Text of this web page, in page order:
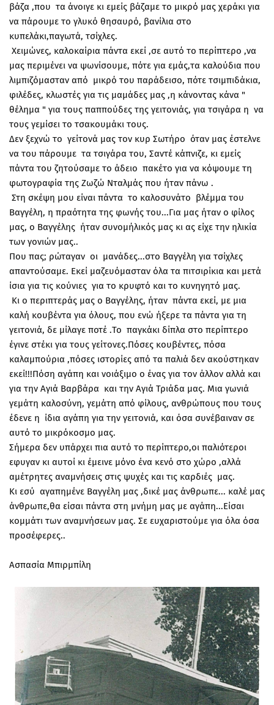
βάζα ,που τα άνοιγε κι εμείς βάζαμε το μικρό μας χεράκι για
να πάρουμε το γλυκό θησαυρό, βανίλια στο
κυπελάκι,παγωτά, τσίχλες.
Χειμώνες, καλοκαίρια πάντα εκεί ,σε αυτό το περίπτερο ,να
μας περιμένει να ψωνίσουμε, πότε για εμάς,τα καλούδια που
λιμπιζόμασταν από μικρό του παράδεισο, πότε τσιμπιδάκια,
φιλέδες, κλωστές για τις μαμάδες μας ,η κάνοντας κάνα "
θέλημα " για τους παππούδες της γειτονιάς, για τσιγάρα η να
τους γεμίσει το τσακουμάκι τους.
Δεν ξεχνώ το γείτονά μας τον κυρ Σωτήρο όταν μας έστελνε
να του πάρουμε τα τσιγάρα του, Σαντέ κάπνιζε, κι εμείς
πάντα του ζητούσαμε το άδειο πακέτο για να κόψουμε τη
φωτογραφία της Ζωζώ Νταλμάς που ήταν πάνω .
Στη σκέψη μου είναι πάντα το καλοσυνάτο βλέμμα του
Βαγγέλη, η πραότητα της φωνής του...Για μας ήταν ο φίλος
μας, ο Βαγγέλης ήταν συνομήλικός μας κι ας είχε την ηλικία
των γονιών μας..
Που πας; ρώταγαν οι μανάδες...στο Βαγγέλη για τσίχλες
απαντούσαμε. Εκεί μαζευόμασταν όλα τα πιτσιρίκια και μετά
ίσια για τις κούνιες για το κρυφτό και το κυνηγητό μας.
Κι ο περιπτεράς μας ο Βαγγέλης, ήταν πάντα εκεί, με μια
καλή κουβέντα για όλους, που ενώ ήξερε τα πάντα για τη
γειτονιά, δε μίλαγε ποτέ .Το παγκάκι δίπλα στο περίπτερο
έγινε στέκι για τους γείτονες.Πόσες κουβέντες, πόσα
καλαμπούρια ,πόσες ιστορίες από τα παλιά δεν ακούστηκαν
εκεί!!!Πόση αγάπη και νοιάξιμο ο ένας για τον άλλον αλλά και
για την Αγιά Βαρβάρα και την Αγιά Τριάδα μας. Μια γωνιά
γεμάτη καλοσύνη, γεμάτη από φίλους, ανθρώπους που τους
έδενε η ίδια αγάπη για την γειτονιά, και όσα συνέβαιναν σε
αυτό το μικρόκοσμο μας.
Σήμερα δεν υπάρχει πια αυτό το περίπτερο,οι παλιότεροι
εφυγαν κι αυτοί κι έμεινε μόνο ένα κενό στο χώρο ,αλλά
αμέτρητες αναμνήσεις στις ψυχές και τις καρδιές μας.
Κι εσύ αγαπημένε Βαγγέλη μας ,δικέ μας άνθρωπε... καλέ μας
άνθρωπε,θα είσαι πάντα στη μνήμη μας με αγάπη...Είσαι
κομμάτι των αναμνήσεων μας. Σε ευχαριστούμε για όλα όσα
προσέφερες..
Ασπασία Μπιρμπίλη